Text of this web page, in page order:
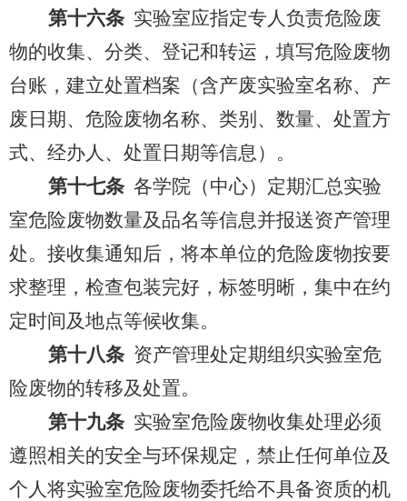
第十六条 实验室应指定专人负责危险废
物的收集、分类、登记和转运，填写危险废物
台账，建立处置档案（含产废实验室名称、产
废日期、危险废物名称、类别、数量、处置方
式、经办人、处置日期等信息）。
第十七条各学院（中心）定期汇总实验
室危险废物数量及品名等信息并报送资产管理
处。接收集通知后，将本单位的危险废物按要
求整理，检查包装完好，标签明晰，集中在约
定时间及地点等候收集。
第十八条资产管理处定期组织实验室危
险废物的转移及处置。
第十九条实验室危险废物收集处理必须
遵照相关的安全与环保规定，禁止任何单位及
个人将实验室危险废物委托给不具备资质的机